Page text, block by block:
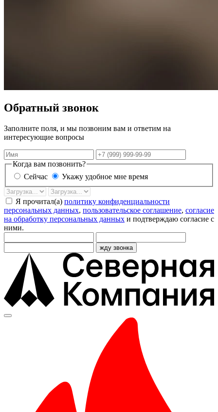
Обратный звонок
Заполните поля, и мы позвоним вам и ответим на
интересующие вопросы
Имя
Телефон
Когда вам позвонить?
Сейчас
Укажу удобное мне время
Дата
звонка
Время
Я прочитал(а) политику конфиденциальности
персональных данных, пользовательское соглашение, согласие
на обработку персональных данных и подтверждаю согласие с
ними.
жду звонка